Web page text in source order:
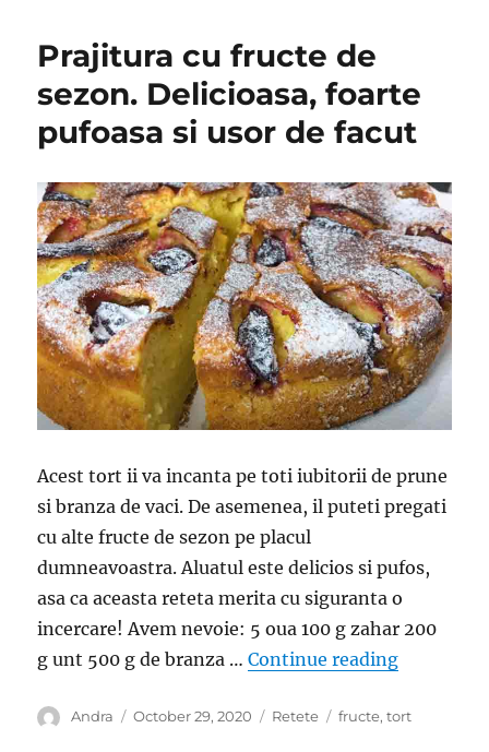
Prajitura cu fructe de
sezon. Delicioasa, foarte
pufoasa si usor de facut
Acest tort ii va incanta pe toti iubitorii de prune
si branza de vaci. De asemenea, il puteti pregati
cu alte fructe de sezon pe placul
dumneavoastra. Aluatul este delicios si pufos,
asa ca aceasta reteta merita cu siguranta o
incercare! Avem nevoie: 5 oua 100 g zahar 200
g unt 500 g de branza …Continue reading“Prajitura
Author
Andra
Posted
October 29, 2020 Categories
Retete Tags
fructe,tort